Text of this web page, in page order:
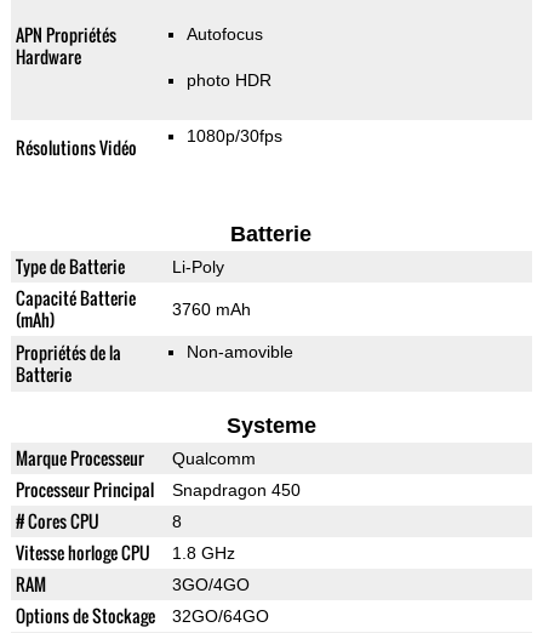
APN Propriétés
Hardware
Autofocus
photo HDR
Résolutions Vidéo 1080p/30fps
Batterie
Type de Batterie Li-Poly
Capacité Batterie
(mAh)
3760 mAh
Propriétés de la
Batterie
Non-amovible
Systeme
Marque Processeur Qualcomm
Processeur Principal Snapdragon 450
# Cores CPU 8
Vitesse horloge CPU 1.8 GHz
RAM 3GO/4GO
Options de Stockage 32GO/64GO